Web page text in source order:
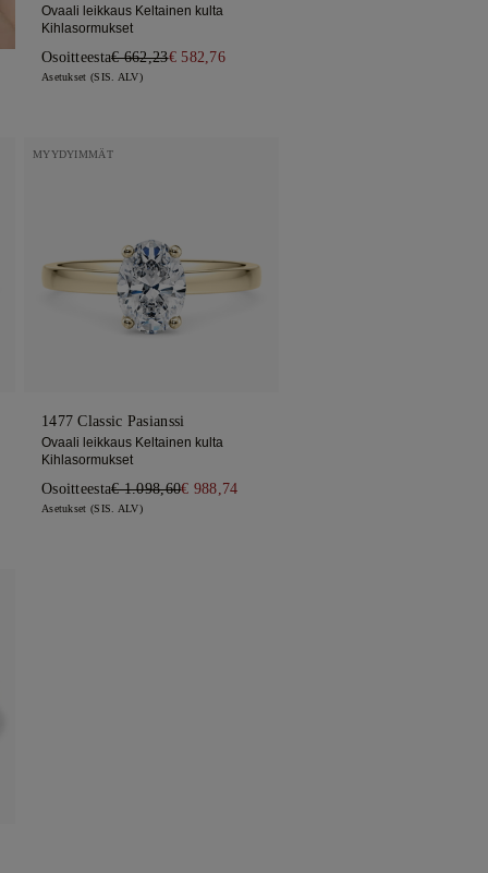
Ovaali leikkaus Keltainen kulta
Kihlasormukset
Osoitteesta€ 662,23€ 582,76
Asetukset (SIS. ALV)
MYYDYIMMÄT
1477 Classic Pasianssi
Ovaali leikkaus Keltainen kulta
Kihlasormukset
Osoitteesta€ 1.098,60€ 988,74
Asetukset (SIS. ALV)